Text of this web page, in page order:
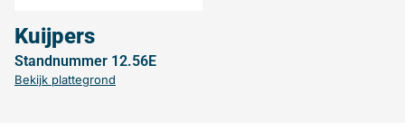
Kuijpers
Standnummer 12.56E
Bekijk plattegrond